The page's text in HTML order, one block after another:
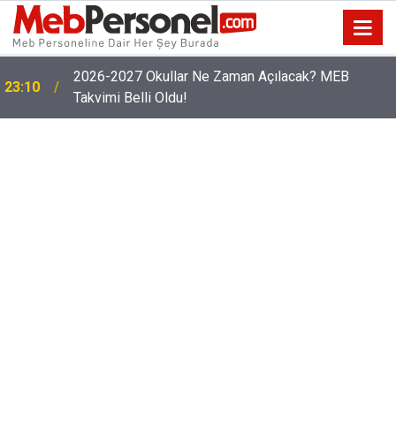
23:10
2026-2027 Okullar Ne Zaman Açılacak? MEB
Takvimi Belli Oldu!